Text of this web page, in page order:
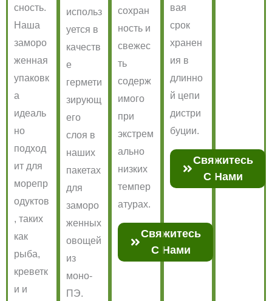
сность.
Наша
заморо
женная
упаковк
а
идеаль
но
подход
ит для
морепр
одуктов
, таких
как
рыба,
креветк
и и
использ
уется в
качеств
е
гермети
зирующ
его
слоя в
наших
пакетах
для
заморо
женных
овощей
из
моно-
ПЭ.
сохран
ность и
свежес
ть
содерж
имого
при
экстрем
ально
низких
темпер
атурах.
Свяжитесь
С Нами
вая
срок
хранен
ия в
длинно
й цепи
дистри
буции.
Свяжитесь
С Нами